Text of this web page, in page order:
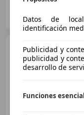
ES-2870 SAN
Datos de
identificación
Publicidad y
publicidad y
desarrollo de
Funciones